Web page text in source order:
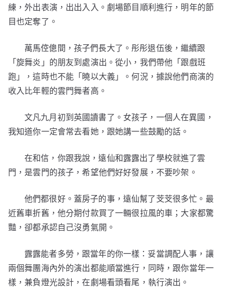
練，外出表演，出出入入。劇場節目順利進行，明年的節
目也定奪了。
萬馬倥傯間，孩子們長大了。彤彤退伍後，繼續跟
「旋舞炎」的朋友到處演出。從小，我們帶他「跟戲班
跑」，這時也不能「曉以大義」。何況，據說他們商演的
收入比年輕的雲門舞者高。
文凡九月初到英國讀書了。女孩子，一個人在異國，
我知道你一定會常去看她，跟她講一些鼓勵的話。
在和信，你跟我說，遠仙和露露出了學校就進了雲
門，是雲門的孩子，希望他們好好發展，不要吵架。
他們都很好。蓋房子的事，遠仙幫了芠芠很多忙。最
近舊車折舊，他分期付款買了一輛很拉風的車；大家都驚
豔，卻都承認自己沒勇氣開。
露露能者多勞，跟當年的你一樣：妥當調配人事，讓
兩個舞團海內外的演出都能順當進行，同時，跟你當年一
樣，兼負燈光設計，在劇場看頭看尾，執行演出。